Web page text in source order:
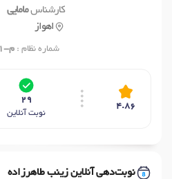
کارشناسمامایی
اهواز
شماره نظام :م-71731
4.86
29
نوبت آنلاین
نوبت‌دهی آنلاین زینب طاهرزاده